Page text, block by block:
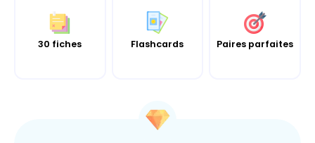
30 fiches Flashcards Paires parfaites